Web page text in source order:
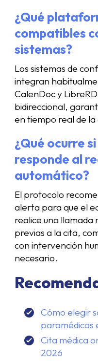
¿Qué
compatibles
sistemas?
Los sistemas de
integran
CalenDoc y
bidireccional,
en tiempo real de la
¿Qué ocurre
responde al
automático?
El protocolo
alerta para que el
realice una llamada
previas a la cita,
con intervención
necesario.
Cómo elegir
paramédicas
Cita médica
2026